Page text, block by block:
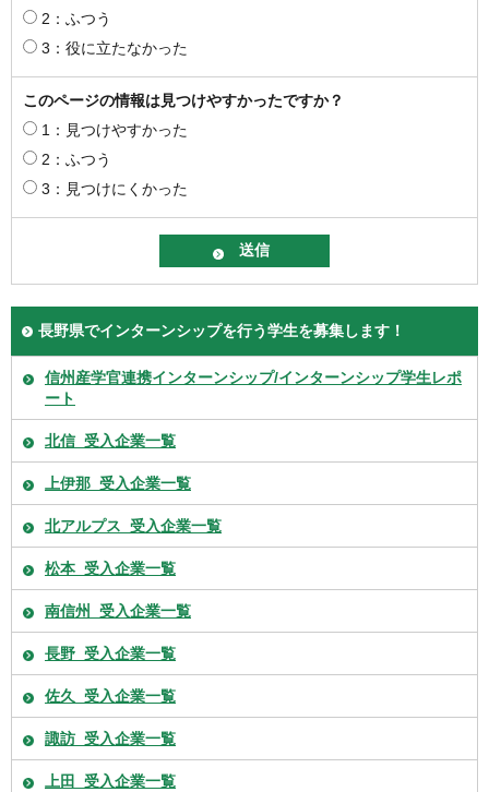
2：ふつう
3：役に立たなかった
このページの情報は見つけやすかったですか？
1：見つけやすかった
2：ふつう
3：見つけにくかった
長野県でインターンシップを行う学生を募集します！
信州産学官連携インターンシップ/インターンシップ学生レポ
ート
北信_受入企業一覧
上伊那_受入企業一覧
北アルプス_受入企業一覧
松本_受入企業一覧
南信州_受入企業一覧
長野_受入企業一覧
佐久_受入企業一覧
諏訪_受入企業一覧
上田_受入企業一覧